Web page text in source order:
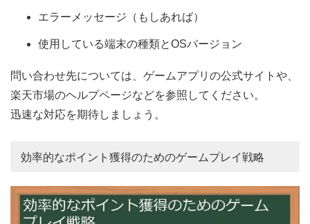
エラーメッセージ（もしあれば）
使用している端末の種類とOSバージョン
問い合わせ先については、ゲームアプリの公式サイトや、
楽天市場のヘルプページなどを参照してください。
迅速な対応を期待しましょう。
効率的なポイント獲得のためのゲームプレイ戦略